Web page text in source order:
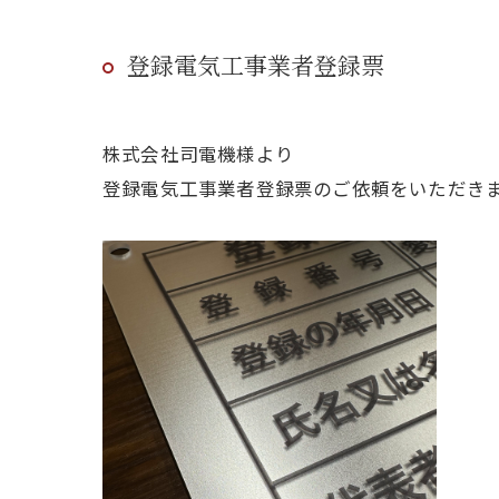
登録電気工事業者登録票
株式会社司電機様より
登録電気工事業者登録票のご依頼をいただき